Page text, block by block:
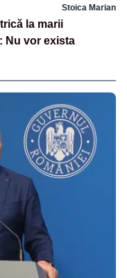
Stoica Marian
la marii
Nu vor exista